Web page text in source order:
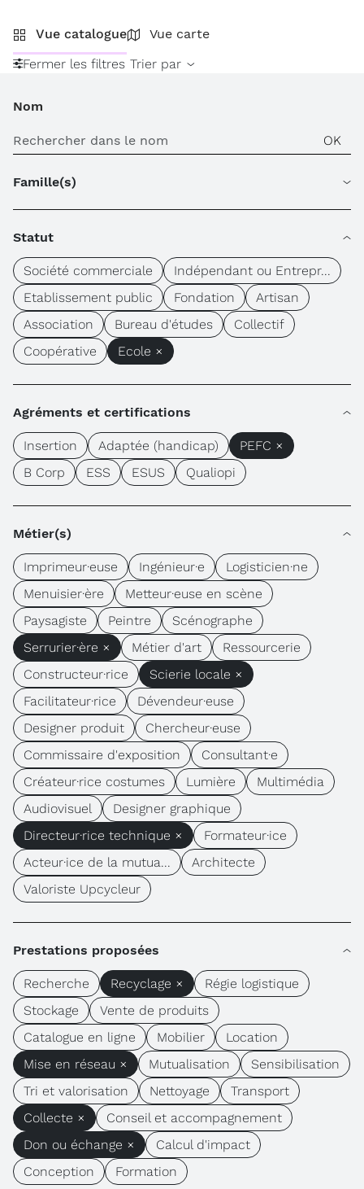
Vue catalogue
Vue carte
Fermer les filtres Trier par
Nom
Famille(s)
Statut
Société commerciale
Indépendant ou Entrepr...
Etablissement public
Fondation
Artisan
Association
Bureau d'études
Collectif
Coopérative
Ecole ×
Agréments et certifications
Insertion Adaptée (handicap)
PEFC ×
B Corp
ESS ESUS Qualiopi
Métier(s)
Imprimeur·euse Ingénieur·e
Logisticien·ne
Menuisier·ère
Metteur·euse en scène
Paysagiste
Peintre
Scénographe
Serrurier·ère ×
Métier d'art
Ressourcerie
Constructeur·rice
Scierie locale ×
Facilitateur·rice
Dévendeur·euse
Designer produit
Chercheur·euse
Commissaire d'exposition
Consultant·e
Créateur·rice costumes
Lumière
Multimédia
Audiovisuel
Designer graphique
Directeur·rice technique ×
Formateur·ice
Acteur·ice de la mutua...
Architecte
Valoriste Upcycleur
Prestations proposées
Recherche Recyclage ×
Régie logistique
Stockage
Vente de produits
Catalogue en ligne
Mobilier
Location
Mise en réseau ×
Mutualisation
Sensibilisation
Tri et valorisation
Nettoyage
Transport
Collecte ×
Conseil et accompagnement
Don ou échange ×
Calcul d'impact
Conception
Formation